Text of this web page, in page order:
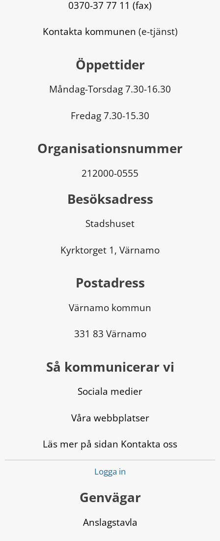
0370-37 77 11 (fax)
Kontakta kommunen (e-tjänst)
Öppettider
Måndag-Torsdag 7.30-16.30
Fredag 7.30-15.30
Organisationsnummer
212000-0555
Besöksadress
Stadshuset
Kyrktorget 1, Värnamo
Postadress
Värnamo kommun
331 83 Värnamo
Så kommunicerar vi
Sociala medier
Våra webbplatser
Läs mer på sidan Kontakta oss
Logga in
Genvägar
Anslagstavla